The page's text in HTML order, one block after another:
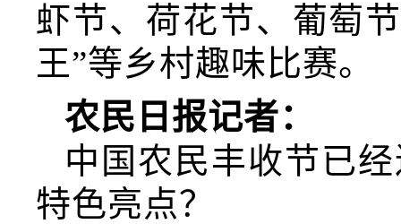
虾节、荷花节、葡萄
王”等乡村趣味比赛。
农民日报记者：
中国农民丰收节已
特色亮点？